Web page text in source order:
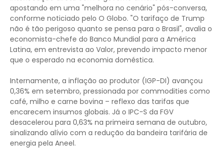
apostando em uma "melhora no cenário" pós-conversa,
conforme noticiado pelo O Globo. "O tarifaço de Trump
não é tão perigoso quanto se pensa para o Brasil", avalia o
economista-chefe do Banco Mundial para a América
Latina, em entrevista ao Valor, prevendo impacto menor
que o esperado na economia doméstica.
Internamente, a inflação ao produtor (IGP-DI) avançou
0,36% em setembro, pressionada por commodities como
café, milho e carne bovina – reflexo das tarifas que
encarecem insumos globais. Já o IPC-S da FGV
desacelerou para 0,63% na primeira semana de outubro,
sinalizando alívio com a redução da bandeira tarifária de
energia pela Aneel.